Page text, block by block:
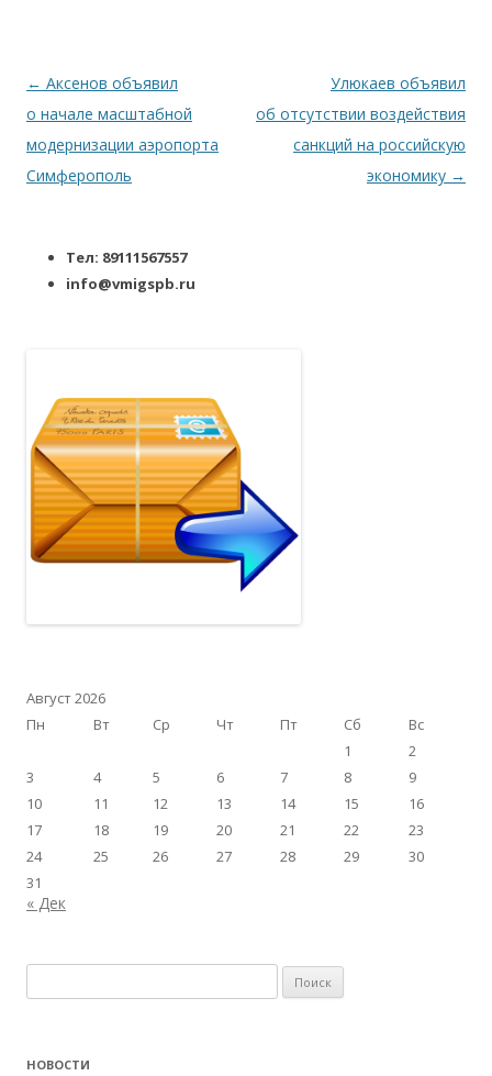
Навигация по записям
← Аксенов объявил
о начале масштабной
модернизации аэропорта
Симферополь
Улюкаев объявил
об отсутствии воздействия
санкций на российскую
экономику →
Тел: 89111567557
info@vmigspb.ru
Август 2026
Пн
Вт Ср Чт Пт Сб
Вс
1
2
3
4 5 6 7 8
9
10
11 12 13 14 15
16
17
18 19 20 21 22
23
24
25 26 27 28 29
30
31
« Дек
НОВОСТИ